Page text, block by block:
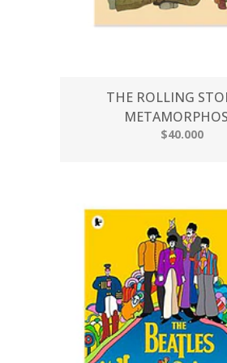
THE ROLLING
$40.000